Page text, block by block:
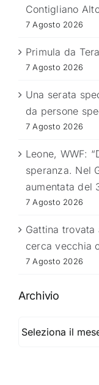
Contigliano
7 Agosto 2026
Primula da
7 Agosto 2026
Una serata
da persone
7 Agosto 2026
Leone, WWF:
speranza. Nel
aumentata del
7 Agosto 2026
Gattina
cerca vecchia
7 Agosto 2026
Archivio